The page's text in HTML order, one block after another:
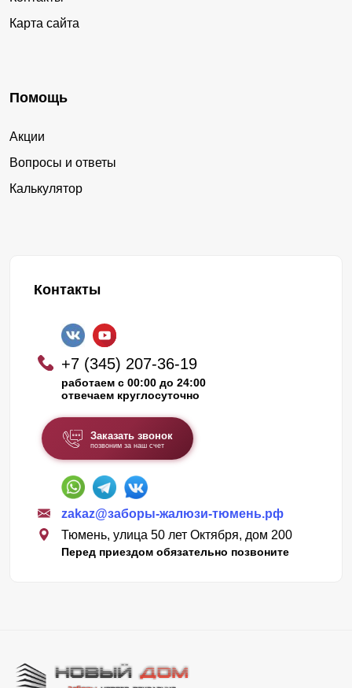
Карта сайта
Помощь
Акции
Вопросы и ответы
Калькулятор
Контакты
+7 (345) 207-36-19
работаем с 00:00 до 24:00
отвечаем круглосуточно
Заказать звонок
позвоним за наш счет
zakaz@заборы-жалюзи-тюмень.рф
Тюмень, улица 50 лет Октября, дом 200
Перед приездом обязательно позвоните